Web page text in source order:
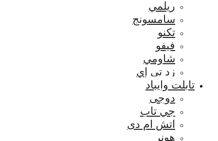
ريلمي
سامسونج
تكنو
فيفو
شاومي
زد تي إي
تابلت وايباد
دوجى
جي تاب
اتش ام دى
هونر